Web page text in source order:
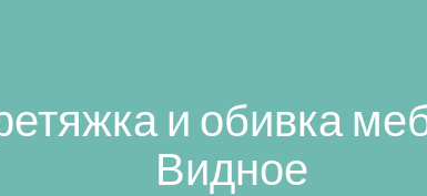
и обивка
Видное